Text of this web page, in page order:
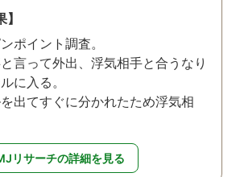
ポイント調査。
言って外出、浮気相手と合うなり
に入る。
出てすぐに分かれたため浮気相
リサーチの詳細を見る